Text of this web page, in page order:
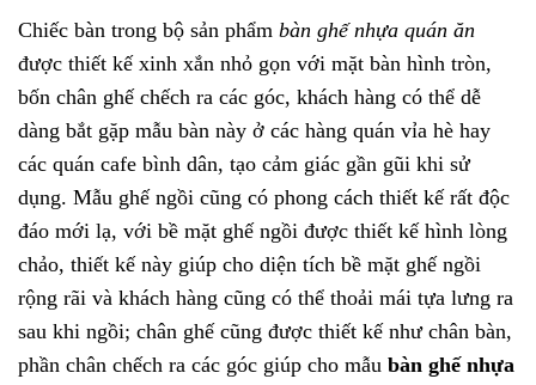
Chiếc bàn trong bộ sản phẩm bàn ghế nhựa quán ăn
được thiết kế xinh xắn nhỏ gọn với mặt bàn hình tròn,
bốn chân ghế chếch ra các góc, khách hàng có thể dễ
dàng bắt gặp mẫu bàn này ở các hàng quán vỉa hè hay
các quán cafe bình dân, tạo cảm giác gần gũi khi sử
dụng. Mẫu ghế ngồi cũng có phong cách thiết kế rất độc
đáo mới lạ, với bề mặt ghế ngồi được thiết kế hình lòng
chảo, thiết kế này giúp cho diện tích bề mặt ghế ngồi
rộng rãi và khách hàng cũng có thể thoải mái tựa lưng ra
sau khi ngồi; chân ghế cũng được thiết kế như chân bàn,
phần chân chếch ra các góc giúp cho mẫu bàn ghế nhựa